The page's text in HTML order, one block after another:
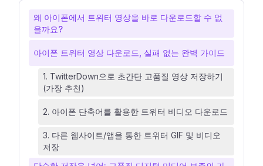
왜 아이폰에서 트위터 영상을 바로 다운로드할 수 없
을까요?
아이폰 트위터 영상 다운로드, 실패 없는 완벽 가이드
1. TwitterDown으로 초간단 고품질 영상 저장하기
(가장 추천)
2. 아이폰 단축어를 활용한 트위터 비디오 다운로드
3. 다른 웹사이트/앱을 통한 트위터 GIF 및 비디오
저장